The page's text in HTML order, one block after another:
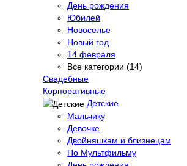
День рождения
Юбилей
Новоселье
Новый год
14 февраля
Все категории (14)
Свадебные
Корпоративные
Детские
Мальчику
Девочке
Двойняшкам и близнецам
По Мультфильму